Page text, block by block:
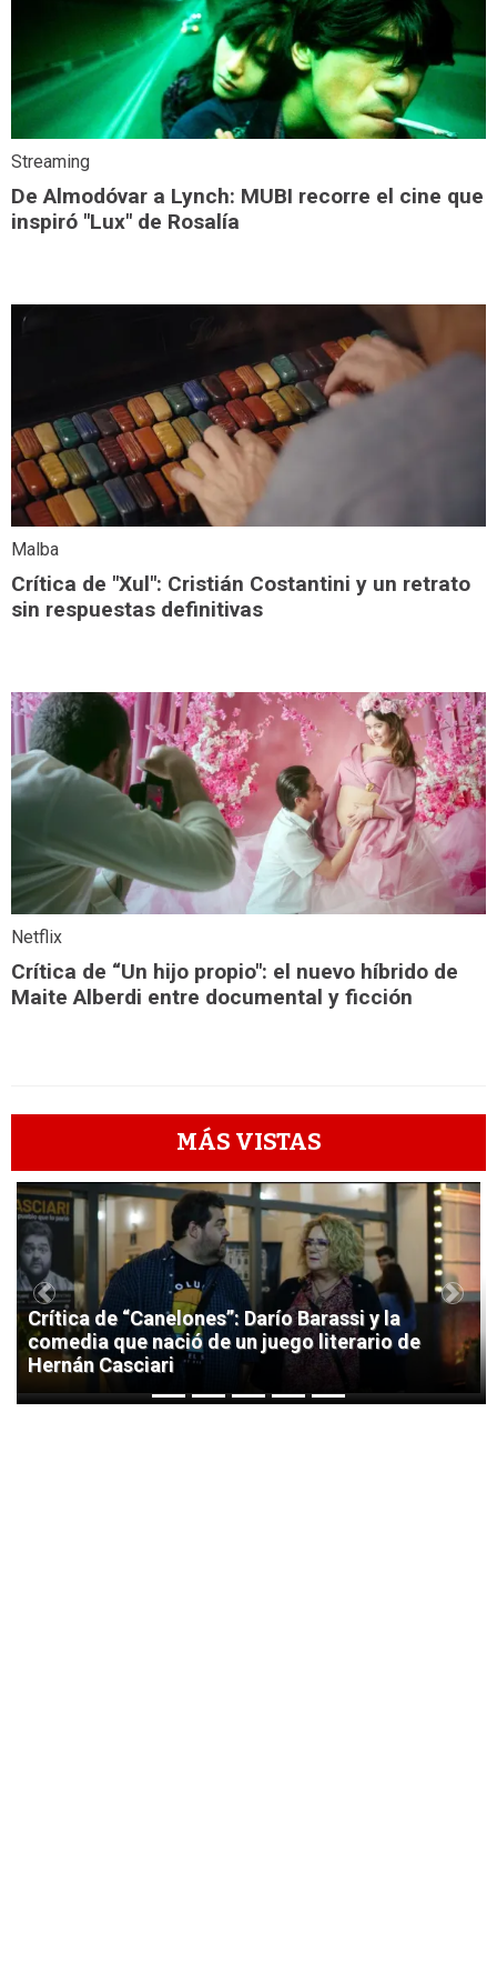
Streaming
De Almodóvar a Lynch: MUBI recorre el cine que
inspiró "Lux" de Rosalía
Malba
Crítica de "Xul": Cristián Costantini y un retrato
sin respuestas definitivas
Netflix
Crítica de “Un hijo propio": el nuevo híbrido de
Maite Alberdi entre documental y ficción
MÁS VISTAS
1
Crítica de “Canelones”: Darío Barassi y la
comedia que nació de un juego literario de
Hernán Casciari
Previous Next